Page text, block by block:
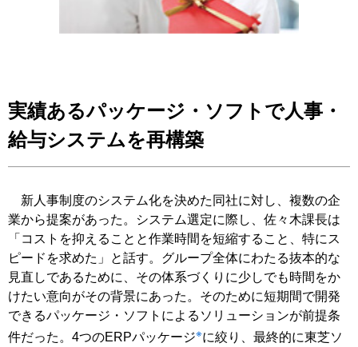
実績あるパッケージ・ソフトで人事・
給与システムを再構築
新人事制度のシステム化を決めた同社に対し、複数の企
業から提案があった。システム選定に際し、佐々木課長は
「コストを抑えることと作業時間を短縮すること、特にス
ピードを求めた」と話す。グループ全体にわたる抜本的な
見直しであるために、その体系づくりに少しでも時間をか
けたい意向がその背景にあった。そのために短期間で開発
できるパッケージ・ソフトによるソリューションが前提条
件だった。4つのERPパッケージ※に絞り、最終的に東芝ソ